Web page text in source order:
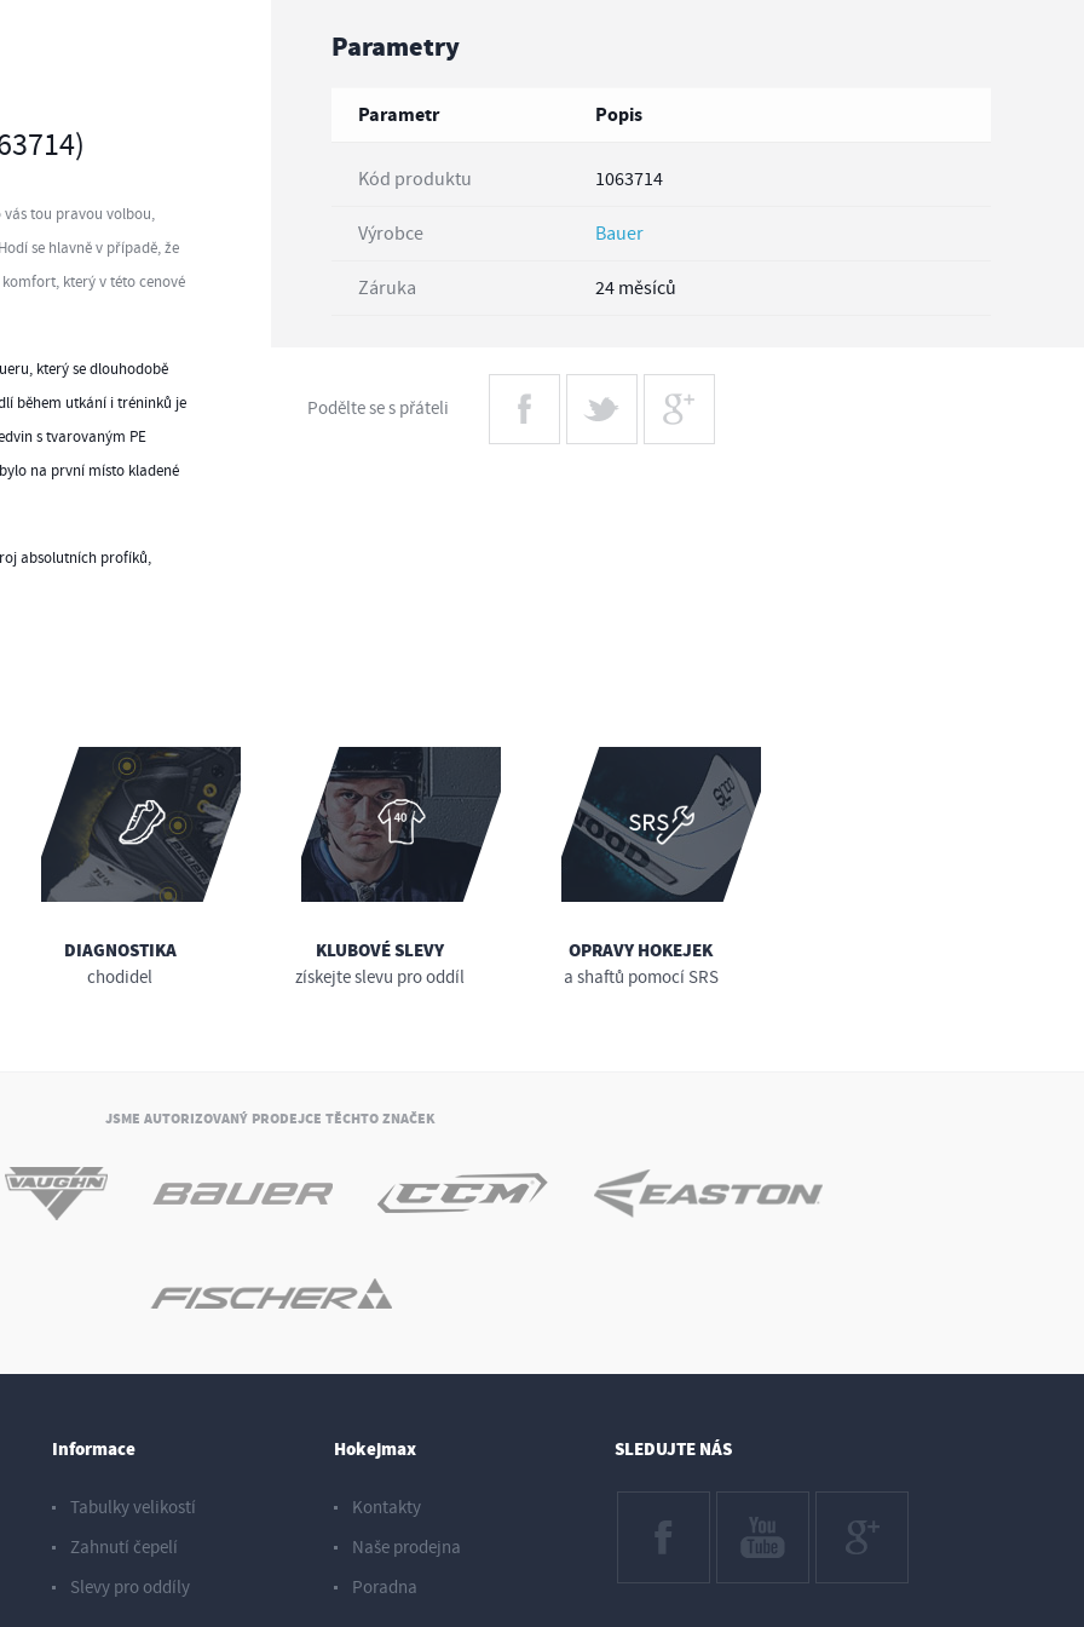
tou pravou volbou,
se hlavně v případě, že
který v této cenové
který se dlouhodobě
během utkání i tréninků je
s tvarovaným PE
na první místo kladené
absolutních profíků,
Parametry
Parametr Popis
Kód produktu 1063714
Výrobce Bauer
Záruka 24 měsíců
Podělte se s přáteli
DIAGNOSTIKA
chodidel
KLUBOVÉ SLEVY
získejte slevu pro oddíl
OPRAVY HOKEJEK
a shaftů pomocí SRS
JSME AUTORIZOVANÝ PRODEJCE TĚCHTO ZNAČEK
Informace
Tabulky velikostí
Zahnutí čepelí
Slevy pro oddíly
Hokejmax
Kontakty
Naše prodejna
Poradna
SLEDUJTE NÁS